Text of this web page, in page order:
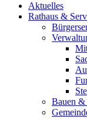
Aktuelles
Rathaus &
Bauen